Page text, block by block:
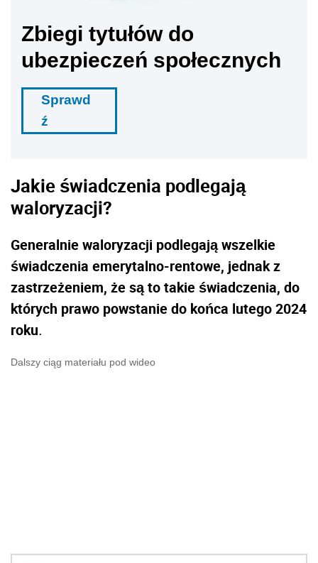
Zbiegi tytułów do
ubezpieczeń społecznych
Sprawd
ź
Jakie świadczenia podlegają
waloryzacji?
Generalnie waloryzacji podlegają wszelkie
świadczenia emerytalno-rentowe, jednak z
zastrzeżeniem, że są to takie świadczenia, do
których prawo powstanie do końca lutego 2024
roku.
Dalszy ciąg materiału pod wideo